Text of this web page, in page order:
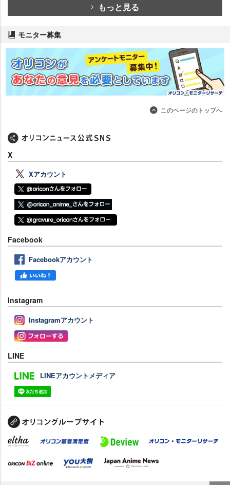
もっと見る
モニター募集
このページのトップへ
X
Xアカウント
Facebook
Facebookアカウント
Instagram
Instagramアカウント
LINE
LINEアカウントメディア